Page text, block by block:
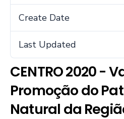
Create Date
Last Updated
CENTRO 2020 -
Promoção do
Natural da